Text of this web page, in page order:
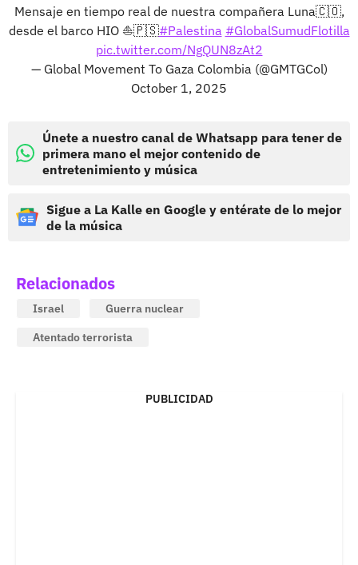
Mensaje en tiempo real de nuestra compañera Luna🇨🇴,
desde el barco HIO ⛵️🇵🇸#Palestina #GlobalSumudFlotilla
pic.twitter.com/NgQUN8zAt2
— Global Movement To Gaza Colombia (@GMTGCol)
October 1, 2025
Únete a nuestro canal de Whatsapp para tener de
primera mano el mejor contenido de
entretenimiento y música
Sigue a La Kalle en Google y entérate de lo mejor
de la música
Relacionados
Israel
Guerra nuclear
Atentado terrorista
PUBLICIDAD